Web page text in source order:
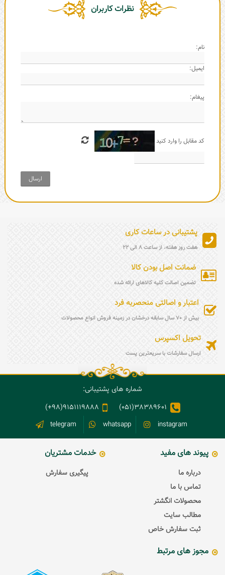
نظرات کاربران
نام:
ایمیل:
پیغام:
کد مقابل را وارد کنید
ارسال
پشتیبانی در ساعات کاری
هفت روز هفته، از ساعت 8 الی 22
ضمانت اصل بودن کالا
تضمین اصالت کلیه کالاهای ارائه شده
اعتبار و اصالتی منحصربه فرد
بیش از 70 سال سابقه درخشان در زمینه فروش انواع محصولات
تحویل اکسپرس
ارسال سفارشات با سریعترین پست
شماره های پشتیبانی:
38389601(051)
9151119888(98+)
instagram
whatsapp
telegram
پیوند های مفید
درباره ما
تماس با ما
محصولات انگشتر
مطالب سایت
ثبت سفارش خاص
خدمات مشتریان
پیگیری سفارش
مجوز های مرتبط